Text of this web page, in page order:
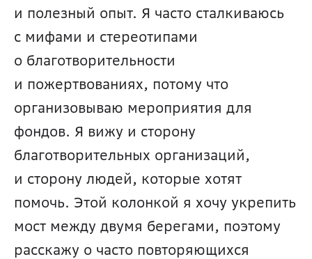
и полезный опыт. Я часто сталкиваюсь
с мифами и стереотипами
о благотворительности
и пожертвованиях, потому что
организовываю мероприятия для
фондов. Я вижу и сторону
благотворительных организаций,
и сторону людей, которые хотят
помочь. Этой колонкой я хочу укрепить
мост между двумя берегами, поэтому
расскажу о часто повторяющихся